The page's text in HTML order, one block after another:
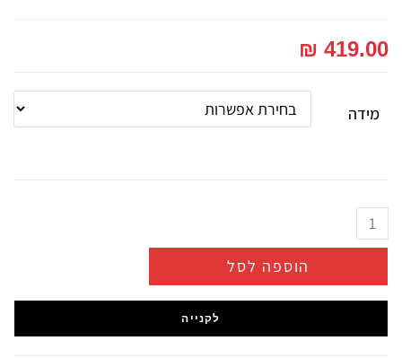
₪ 419.00
מידה
הוספה לסל
לקנייה